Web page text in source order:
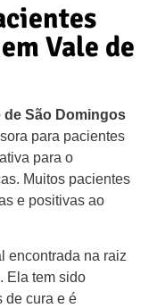
Vale de
de São Domingos
para pacientes
para o
Muitos pacientes
e positivas ao
encontrada na raiz
Ela tem sido
de cura e é